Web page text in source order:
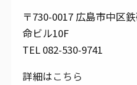
〒730-0017 広島市中区
命ビル10F
TEL 082-530-9741
詳細はこちら